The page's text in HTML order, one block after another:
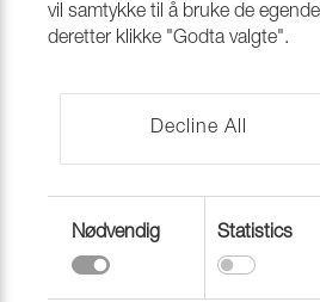
GRÅPAPIR
vil samtykke til å bruke de
deretter klikke "Godta valgte".
Decline All
Nødvendig Statistics